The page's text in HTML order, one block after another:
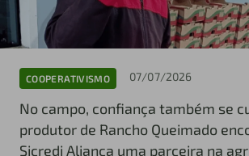
COOPERATIVISMO 07/07/2026
No campo, confiança também se
produtor de Rancho Queimado
Sicredi Aliança uma parceira na